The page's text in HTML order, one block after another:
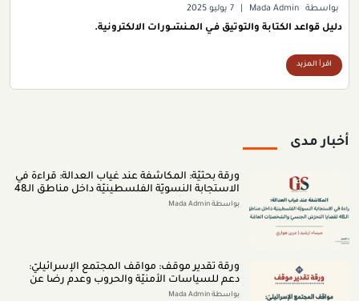
بواسطة Mada Admin 7 يوليو 2025
دليل قواعد الكتابة والتوثيق فـي المـنشـورات الالكترونية.
اقرأ المزيد
أخبار مدى
ورقة بحثيّة: المكاشفة عند غياب العدالة: قراءة في
الاستجابة النسويّة الفلسطينيّة داخل مناطق الـ48
لقضايا التحرّش الجنسيّ والشخصيّات العامّة (اب
بواسطة Mada Admin
ورقة تقدير موقف: مواقف المجتمع الإسرائيليّ:
دعم للسياسات الأمنيّة والحروب وعدم رضا عن
النتائج (تمّوز 2026)
بواسطة Mada Admin